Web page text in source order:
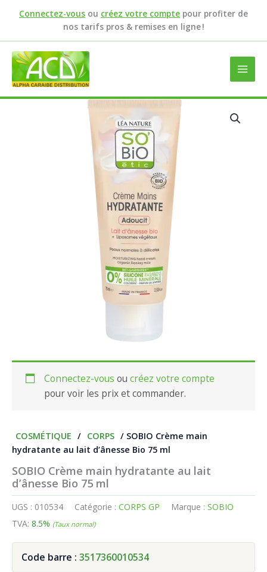
Connectez-vous ou créez votre compte pour profiter de
nos tarifs pros & remises en ligne !
Connectez-vous oucréez votre compte
pour voir les prix et commander.
COSMÉTIQUE / CORPS / SOBIO Crème main
hydratante au lait d’ânesse Bio 75 ml
SOBIO Crème main hydratante au lait
d’ânesse Bio 75 ml
UGS : 010534 Catégorie : CORPS GP Marque : SOBIO
TVA: 8.5% (Taux normal)
Code barre : 3517360010534